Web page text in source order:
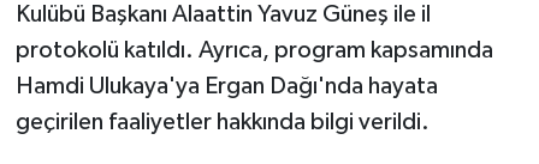
Kulübü Başkanı Alaattin Yavuz Güneş ile il
protokolü katıldı. Ayrıca, program kapsamında
Hamdi Ulukaya'ya Ergan Dağı'nda hayata
geçirilen faaliyetler hakkında bilgi verildi.